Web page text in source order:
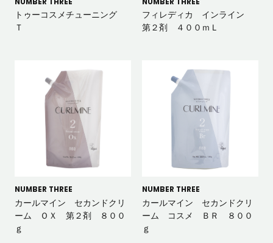
トゥーコスメチューニング
Ｔ
フィレディカ インライン
第２剤 ４００ｍＬ
NUMBER THREE
カールマイン セカンドクリ
ーム ＯＸ 第２剤 ８００
ｇ
NUMBER THREE
カールマイン セカンドクリ
ーム コスメ ＢＲ ８００
ｇ